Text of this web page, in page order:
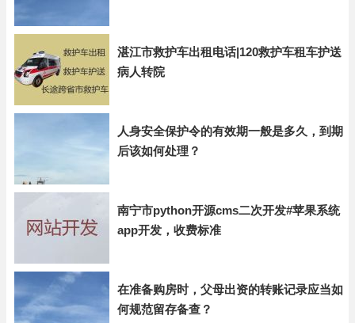
湛江市救护车出租电话|120救护车租车护送
病人转院
人身安全保护令的有效期一般是多久，到期
后该如何处理？
南宁市python开源cms二次开发#苹果系统
app开发，收费标准
在准备购房时，父母出资的转账记录应当如
何规范留存备查？